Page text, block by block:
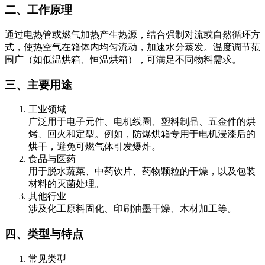
二、工作原理
通过电热管或燃气加热产生热源，结合强制对流或自然循环方
式，使热空气在箱体内均匀流动，加速水分蒸发。温度调节范
围广（如低温烘箱、恒温烘箱），可满足不同物料需求。
三、主要用途
工业领域
广泛用于电子元件、电机线圈、塑料制品、五金件的烘
烤、回火和定型。例如，防爆烘箱专用于电机浸漆后的
烘干，避免可燃气体引发爆炸。
食品与医药
用于脱水蔬菜、中药饮片、药物颗粒的干燥，以及包装
材料的灭菌处理。
其他行业
涉及化工原料固化、印刷油墨干燥、木材加工等。
四、类型与特点
常见类型